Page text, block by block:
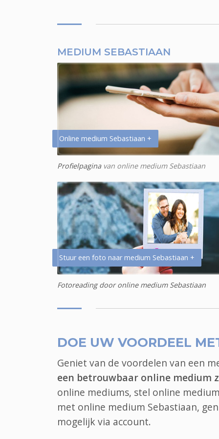
MEDIUM SEBASTIAAN
Online medium Sebastiaan +
Profielpaginavan online medium Sebastiaan
Stuur een foto naar medium Sebastiaan +
Fotoreading door online medium Sebastiaan
DOE UW VOORDEEL
Geniet van de voordelen van een
een betrouwbaar online medium
online mediums, stel online
met online medium Sebastiaan,
mogelijk via account.